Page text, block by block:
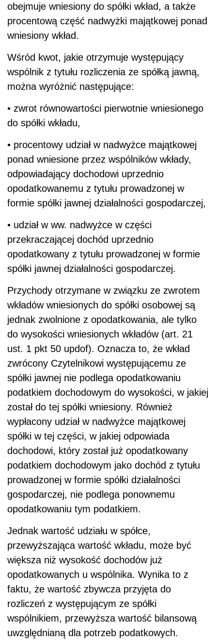
obejmuje wniesiony do spółki wkład, a także
procentową część nadwyżki majątkowej ponad
wniesiony wkład.
Wśród kwot, jakie otrzymuje występujący
wspólnik z tytułu rozliczenia ze spółką jawną,
można wyróżnić następujące:
• zwrot równowartości pierwotnie wniesionego
do spółki wkładu,
• procentowy udział w nadwyżce majątkowej
ponad wniesione przez wspólników wkłady,
odpowiadający dochodowi uprzednio
opodatkowanemu z tytułu prowadzonej w
formie spółki jawnej działalności gospodarczej,
• udział w ww. nadwyżce w części
przekraczającej dochód uprzednio
opodatkowany z tytułu prowadzonej w formie
spółki jawnej działalności gospodarczej.
Przychody otrzymane w związku ze zwrotem
wkładów wniesionych do spółki osobowej są
jednak zwolnione z opodatkowania, ale tylko
do wysokości wniesionych wkładów (art. 21
ust. 1 pkt 50 updof). Oznacza to, że wkład
zwrócony Czytelnikowi występującemu ze
spółki jawnej nie podlega opodatkowaniu
podatkiem dochodowym do wysokości, w jakiej
został do tej spółki wniesiony. Również
wypłacony udział w nadwyżce majątkowej
spółki w tej części, w jakiej odpowiada
dochodowi, który został już opodatkowany
podatkiem dochodowym jako dochód z tytułu
prowadzonej w formie spółki działalności
gospodarczej, nie podlega ponownemu
opodatkowaniu tym podatkiem.
Jednak wartość udziału w spółce,
przewyższająca wartość wkładu, może być
większa niż wysokość dochodów już
opodatkowanych u wspólnika. Wynika to z
faktu, że wartość zbywcza przyjęta do
rozliczeń z występującym ze spółki
wspólnikiem, przewyższa wartość bilansową
uwzględnianą dla potrzeb podatkowych.